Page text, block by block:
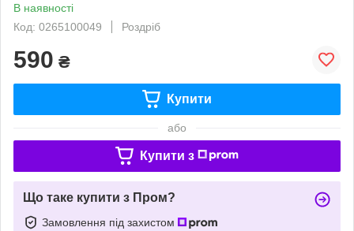
В наявності
Код: 0265100049
Роздріб
590 ₴
Купити
або
Купити з
Що таке купити з Пром?
Замовлення під захистом